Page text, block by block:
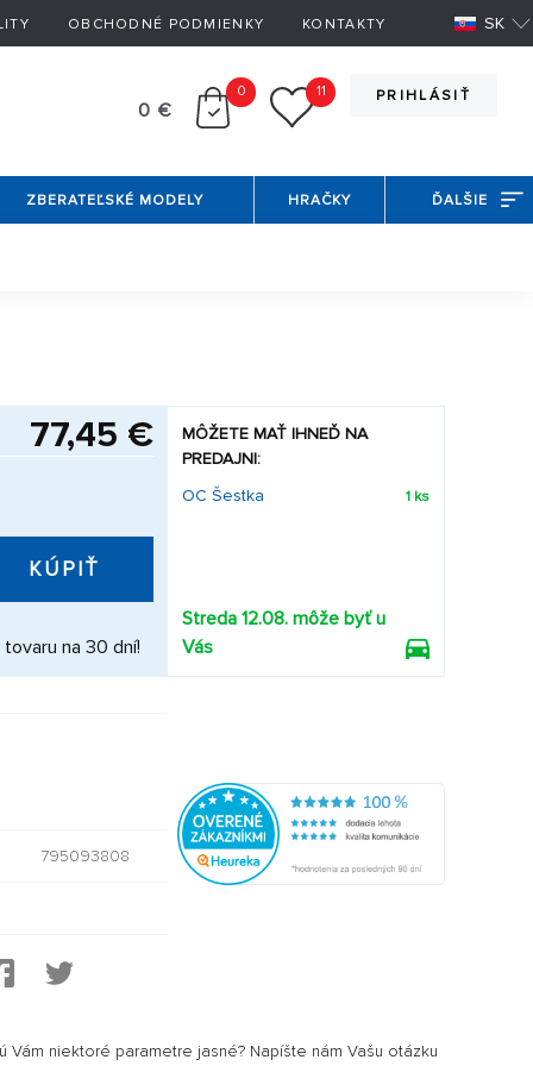
OBCHODNÉ PODMIENKY KONTAKTY SK
PRIHLÁSIŤ
0 €
0 11
ZBERATEĽSKÉ MODELY HRAČKY ĎALŠIE
77,45 €
KÚPIŤ
na 30 dní!
MÔŽETE MAŤ IHNEĎ NA
PREDAJNI:
OC Šestka
1 ks
Streda 12.08. môže byť u
Vás
795093808
Vám niektoré parametre jasné? Napíšte nám Vašu otázku